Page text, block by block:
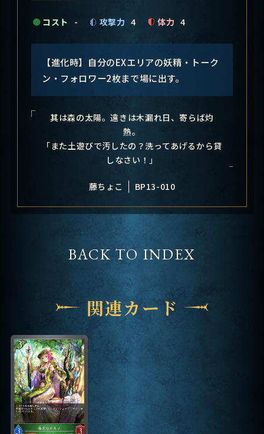
コスト - 攻撃力 4 体力 4
【進化時】自分のEXエリアの妖精・トーク
ン・フォロワー2枚まで場に出す。
其は森の太陽。遠きは木漏れ日、寄らば灼
熱。
「また土遊びで汚したの？洗ってあげるから貸
しなさい！」
藤ちょこ BP13-010
BACK TO INDEX
関連カード